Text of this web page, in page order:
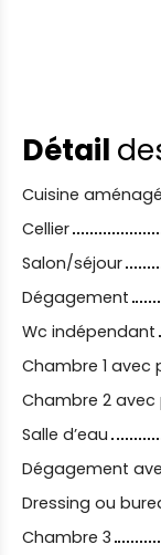
Détail
Cuisine
Cellier
Salon/séjour
Dégagement
Wc indépendant
Chambre 1 avec
Chambre 2
Salle d’eau
Dégagement
Dressing ou
Chambre 3